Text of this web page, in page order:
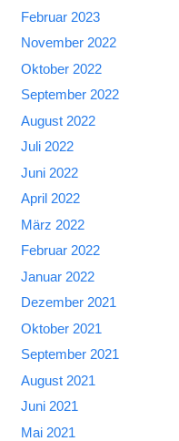
Februar 2023
November 2022
Oktober 2022
September 2022
August 2022
Juli 2022
Juni 2022
April 2022
März 2022
Februar 2022
Januar 2022
Dezember 2021
Oktober 2021
September 2021
August 2021
Juni 2021
Mai 2021